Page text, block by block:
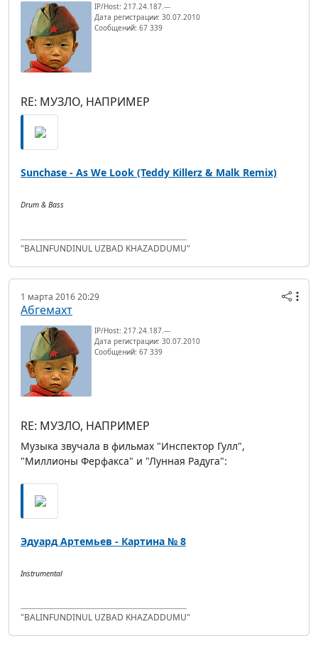
IP/Host: 217.24.187.---
Дата регистрации: 30.07.2010
Сообщений: 67 339
RE: МУЗЛО, НАПРИМЕР
Sunchase - As We Look (Teddy Killerz & Malk Remix)
Drum & Bass
"BALINFUNDINUL UZBAD KHAZADDUMU"
1 марта 2016 20:29
Абгемахт
IP/Host: 217.24.187.---
Дата регистрации: 30.07.2010
Сообщений: 67 339
RE: МУЗЛО, НАПРИМЕР
Музыка звучала в фильмах "Инспектор Гулл",
"Миллионы Ферфакса" и "Лунная Радуга":
Эдуард Артемьев - Картина № 8
Instrumental
"BALINFUNDINUL UZBAD KHAZADDUMU"